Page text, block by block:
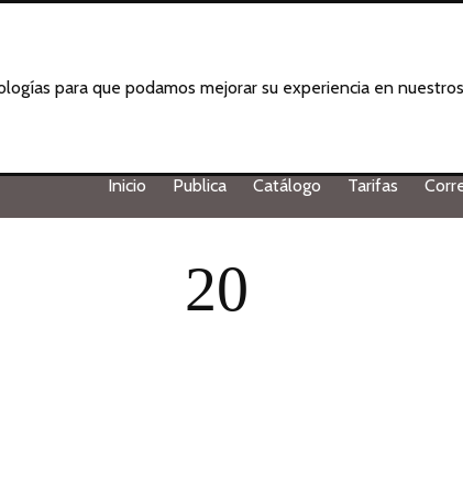
Inicio Publica Catálogo Tarifas
20
para que podamos mejorar su experiencia en